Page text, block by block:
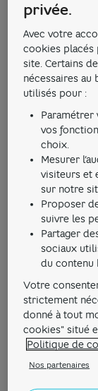
Une offre "à
Choisissez
responsabilité
perte
privée.
Avec votre
cookies placés
site. Certains
nécessaires au
utilisés pour :
Paramétrer
vos
choix.
Mesurer
visiteurs et
sur notre
Proposer
suivre les
Partager
sociaux
du contenu
Votre
strictement
donné à tout
cookies" situé
Politique de
Nos partenaires